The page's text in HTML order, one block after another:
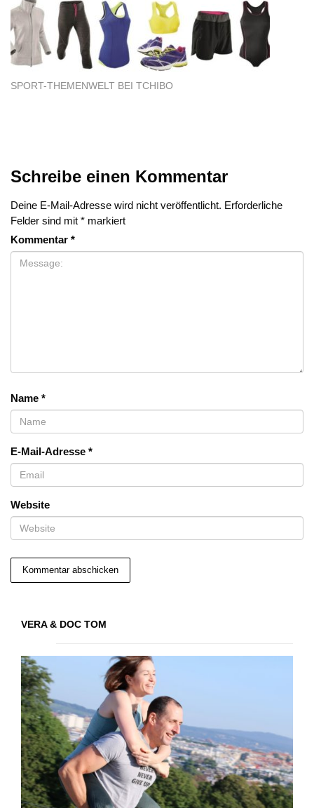
SPORT-THEMENWELT BEI TCHIBO
Schreibe einen Kommentar
Deine E-Mail-Adresse wird nicht veröffentlicht. Erforderliche
Felder sind mit * markiert
Kommentar *
Name *
E-Mail-Adresse *
Website
VERA & DOC TOM